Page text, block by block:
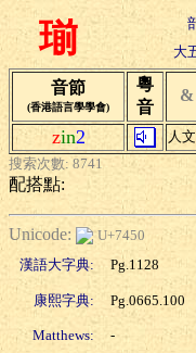
瑐
大
音節
(香港語言學學會)
粵
音
&
zin2 人
搜索次數: 8741
配搭點:
Unicode:
U+7450
漢語大字典:
Pg.1128
康熙字典: Pg.0665.100
Matthews: -